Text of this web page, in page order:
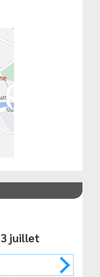
3 juillet